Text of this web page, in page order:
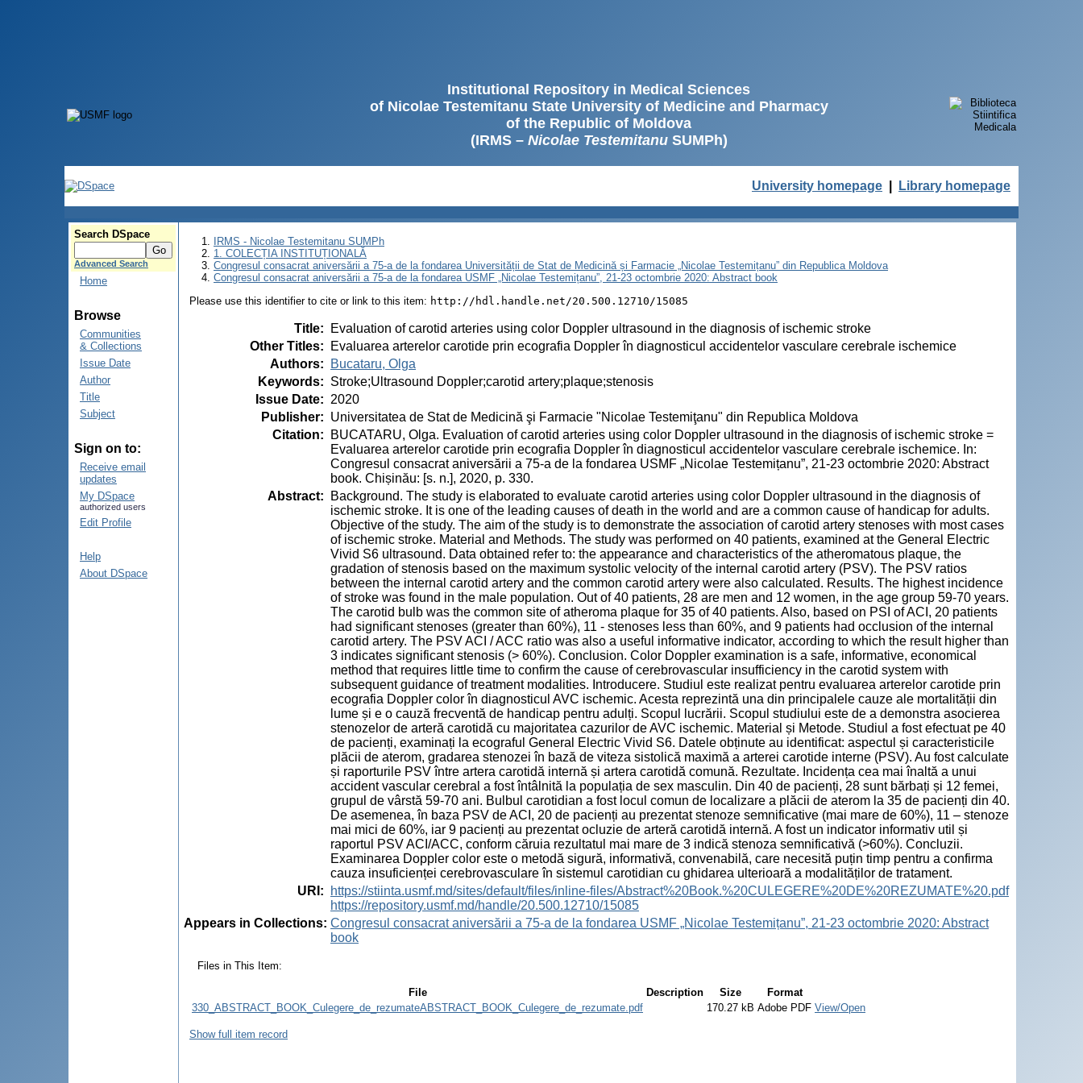
Institutional Repository in Medical Sciences
of Nicolae Testemitanu State University of Medicine and Pharmacy
of the Republic of Moldova
(IRMS – Nicolae TestemitanuSUMPh)
University homepage Library homepage
Search DSpace
Advanced Search
Home
Browse
Communities
& Collections
Issue Date
Author
Title
Subject
Sign on to:
Receive email
updates
My DSpace
authorized users
Edit Profile
Help
About DSpace
IRMS - Nicolae Testemitanu SUMPh
1. COLECȚIA INSTITUȚIONALĂ
Congresul consacrat aniversării a 75-a de la fondarea Universității de Stat de Medicină și Farmacie „Nicolae Testemițanu” din Republica Moldova
Congresul consacrat aniversării a 75-a de la fondarea USMF „Nicolae Testemițanu”, 21-23 octombrie 2020: Abstract book
Please use this identifier to cite or link to this item: http://hdl.handle.net/20.500.12710/15085
Title:
Evaluation of carotid arteries using color Doppler ultrasound in the diagnosis of ischemic stroke
Other Titles:
Evaluarea arterelor carotide prin ecografia Doppler în diagnosticul accidentelor vasculare cerebrale ischemice
Authors:
Bucataru, Olga
Keywords: Stroke;Ultrasound Doppler;carotid artery;plaque;stenosis
Issue Date: 2020
Publisher: Universitatea de Stat de Medicină şi Farmacie "Nicolae Testemiţanu" din Republica Moldova
Citation:
BUCATARU, Olga. Evaluation of carotid arteries using color Doppler ultrasound in the diagnosis of ischemic stroke =
Evaluarea arterelor carotide prin ecografia Doppler în diagnosticul accidentelor vasculare cerebrale ischemice. In:
Congresul consacrat aniversării a 75-a de la fondarea USMF „Nicolae Testemițanu”, 21-23 octombrie 2020: Abstract
book. Chișinău: [s. n.], 2020, p. 330.
Abstract:
Background. The study is elaborated to evaluate carotid arteries using color Doppler ultrasound in the diagnosis of
ischemic stroke. It is one of the leading causes of death in the world and are a common cause of handicap for adults.
Objective of the study. The aim of the study is to demonstrate the association of carotid artery stenoses with most cases
of ischemic stroke. Material and Methods. The study was performed on 40 patients, examined at the General Electric
Vivid S6 ultrasound. Data obtained refer to: the appearance and characteristics of the atheromatous plaque, the
gradation of stenosis based on the maximum systolic velocity of the internal carotid artery (PSV). The PSV ratios
between the internal carotid artery and the common carotid artery were also calculated. Results. The highest incidence
of stroke was found in the male population. Out of 40 patients, 28 are men and 12 women, in the age group 59-70 years.
The carotid bulb was the common site of atheroma plaque for 35 of 40 patients. Also, based on PSI of ACI, 20 patients
had significant stenoses (greater than 60%), 11 - stenoses less than 60%, and 9 patients had occlusion of the internal
carotid artery. The PSV ACI / ACC ratio was also a useful informative indicator, according to which the result higher than
3 indicates significant stenosis (> 60%). Conclusion. Color Doppler examination is a safe, informative, economical
method that requires little time to confirm the cause of cerebrovascular insufficiency in the carotid system with
subsequent guidance of treatment modalities. Introducere. Studiul este realizat pentru evaluarea arterelor carotide prin
ecografia Doppler color în diagnosticul AVC ischemic. Acesta reprezintă una din principalele cauze ale mortalității din
lume și e o cauză frecventă de handicap pentru adulți. Scopul lucrării. Scopul studiului este de a demonstra asocierea
stenozelor de arteră carotidă cu majoritatea cazurilor de AVC ischemic. Material și Metode. Studiul a fost efectuat pe 40
de pacienți, examinați la ecograful General Electric Vivid S6. Datele obținute au identificat: aspectul și caracteristicile
plăcii de aterom, gradarea stenozei în bază de viteza sistolică maximă a arterei carotide interne (PSV). Au fost calculate
și raporturile PSV între artera carotidă internă și artera carotidă comună. Rezultate. Incidența cea mai înaltă a unui
accident vascular cerebral a fost întâlnită la populația de sex masculin. Din 40 de pacienți, 28 sunt bărbați și 12 femei,
grupul de vârstă 59-70 ani. Bulbul carotidian a fost locul comun de localizare a plăcii de aterom la 35 de pacienți din 40.
De asemenea, în baza PSV de ACI, 20 de pacienți au prezentat stenoze semnificative (mai mare de 60%), 11 – stenoze
mai mici de 60%, iar 9 pacienți au prezentat ocluzie de arteră carotidă internă. A fost un indicator informativ util și
raportul PSV ACI/ACC, conform căruia rezultatul mai mare de 3 indică stenoza semnificativă (>60%). Concluzii.
Examinarea Doppler color este o metodă sigură, informativă, convenabilă, care necesită puțin timp pentru a confirma
cauza insuficienței cerebrovasculare în sistemul carotidian cu ghidarea ulterioară a modalităților de tratament.
URI :
https://stiinta.usmf.md/sites/default/files/inline-files/Abstract%20Book.%20CULEGERE%20DE%20REZUMATE%20.pdf
https://repository.usmf.md/handle/20.500.12710/15085
Appears in Collections: Congresul consacrat aniversării a 75-a de la fondarea USMF „Nicolae Testemițanu”, 21-23 octombrie 2020: Abstract
book
Files in This Item:
File Description Size
Format
330_ABSTRACT_BOOK_Culegere_de_rezumateABSTRACT_BOOK_Culegere_de_rezumate.pdf
170.27 kB Adobe PDF View/Open
Show full item record